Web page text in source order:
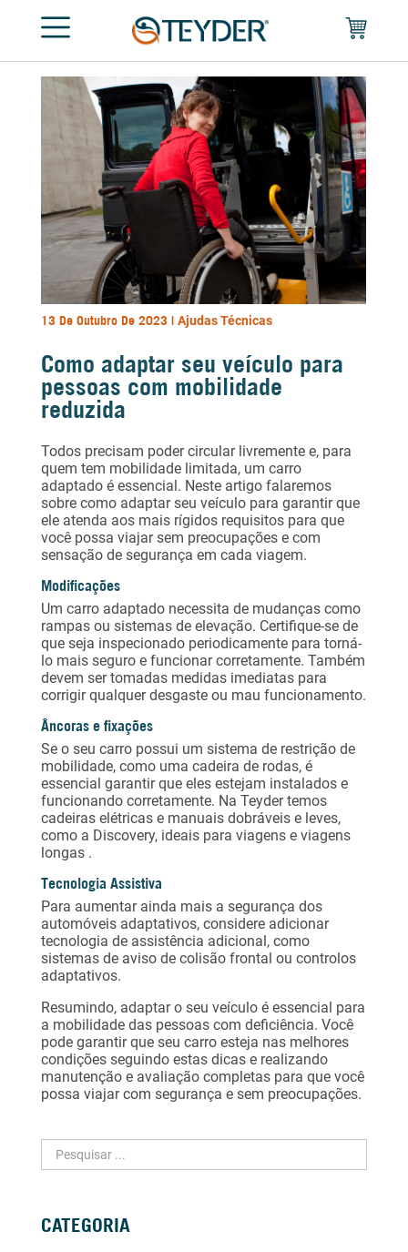
13 De Outubro De 2023 | Ajudas Técnicas
Como adaptar seu veículo para
pessoas com mobilidade
reduzida
Todos precisam poder circular livremente e, para
quem tem mobilidade limitada, um carro
adaptado é essencial. Neste artigo falaremos
sobre como adaptar seu veículo para garantir que
ele atenda aos mais rígidos requisitos para que
você possa viajar sem preocupações e com
sensação de segurança em cada viagem.
Modificações
Um carro adaptado necessita de mudanças como
rampas ou sistemas de elevação. Certifique-se de
que seja inspecionado periodicamente para torná-
lo mais seguro e funcionar corretamente. Também
devem ser tomadas medidas imediatas para
corrigir qualquer desgaste ou mau funcionamento.
Âncoras e fixações
Se o seu carro possui um sistema de restrição de
mobilidade, como uma cadeira de rodas, é
essencial garantir que eles estejam instalados e
funcionando corretamente. Na Teyder temos
cadeiras elétricas e manuais dobráveis ​​e leves,
como a Discovery, ideais para viagens e viagens
longas .
Tecnologia Assistiva
Para aumentar ainda mais a segurança dos
automóveis adaptativos, considere adicionar
tecnologia de assistência adicional, como
sistemas de aviso de colisão frontal ou controlos
adaptativos.
Resumindo, adaptar o seu veículo é essencial para
a mobilidade das pessoas com deficiência. Você
pode garantir que seu carro esteja nas melhores
condições seguindo estas dicas e realizando
manutenção e avaliação completas para que você
possa viajar com segurança e sem preocupações.
CATEGORIA